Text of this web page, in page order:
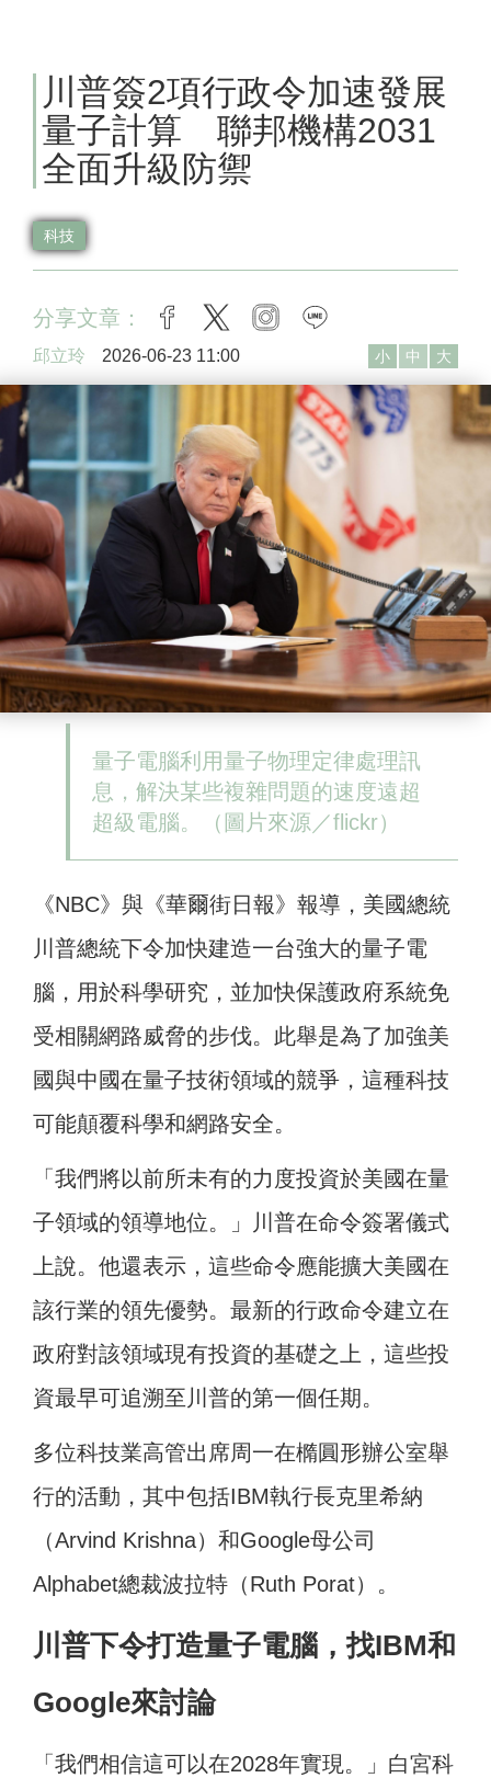
川普簽2項行政令加速發展
量子計算 聯邦機構2031
全面升級防禦
科技
分享文章： facebook
twitter instagram
邱立玲 2026-06-23 11:00 小 中 大
量子電腦利用量子物理定律處理訊
息，解決某些複雜問題的速度遠超
超級電腦。（圖片來源／flickr）
《NBC》與《華爾街日報》報導，美國總統
川普總統下令加快建造一台強大的量子電
腦，用於科學研究，並加快保護政府系統免
受相關網路威脅的步伐。此舉是為了加強美
國與中國在量子技術領域的競爭，這種科技
可能顛覆科學和網路安全。
「我們將以前所未有的力度投資於美國在量
子領域的領導地位。」川普在命令簽署儀式
上說。他還表示，這些命令應能擴大美國在
該行業的領先優勢。最新的行政命令建立在
政府對該領域現有投資的基礎之上，這些投
資最早可追溯至川普的第一個任期。
多位科技業高管出席周一在橢圓形辦公室舉
行的活動，其中包括IBM執行長克里希納
（Arvind Krishna）和Google母公司
Alphabet總裁波拉特（Ruth Porat）。
川普下令打造量子電腦，找IBM和
Google來討論
「我們相信這可以在2028年實現。」白宮科